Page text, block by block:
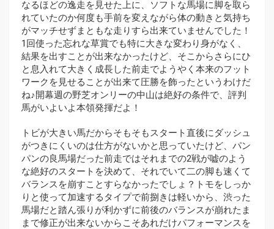
なるほどの逸走を見せた上に、ソフトな馬場に脚を取ら
れていたのか何度も手前を変えながら体の動きと気持ち
がマッチせずまともな走りすら出来ていませんでした！
1回使った忘れな草賞でも特に大きな変わり身がなく、
結果を出すことが出来なかったけど、そこからさらにひ
と息入れて大きく成長した前走でようやく本来のフット
ワークを見せることが出来て圧勝を飾ったというわけだ
ね♪開幕週の野芝オンリーの中山は絶好の条件で、評判
馬がいよいよ本領発揮だよ！
トビが大きい馬だからそもそもスタート直後にダッシュ
がつきにくいのは仕方がないかと思っていたけど、パン
パンの良馬場だった前走ではそれまでの2戦が嘘のよう
な絶好のスタートを決めて、それでいて二の脚も速くて
バランスを崩すことすらなかったでしょ？トモをしっか
りと使って加速するタイプで前捌きは軽いから、渋った
馬場だと踏ん張りが利かずに前後のバランスが崩れたま
まで修正が出来ないからこそあれだけパフォーマンスを